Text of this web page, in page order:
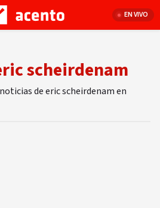
EN VIVO
scheirdenam
de eric scheirdenam en